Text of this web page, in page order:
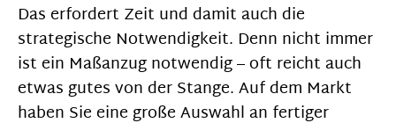
Das erfordert Zeit und damit auch die
strategische Notwendigkeit. Denn nicht immer
ist ein Maßanzug notwendig – oft reicht auch
etwas gutes von der Stange. Auf dem Markt
haben Sie eine große Auswahl an fertiger